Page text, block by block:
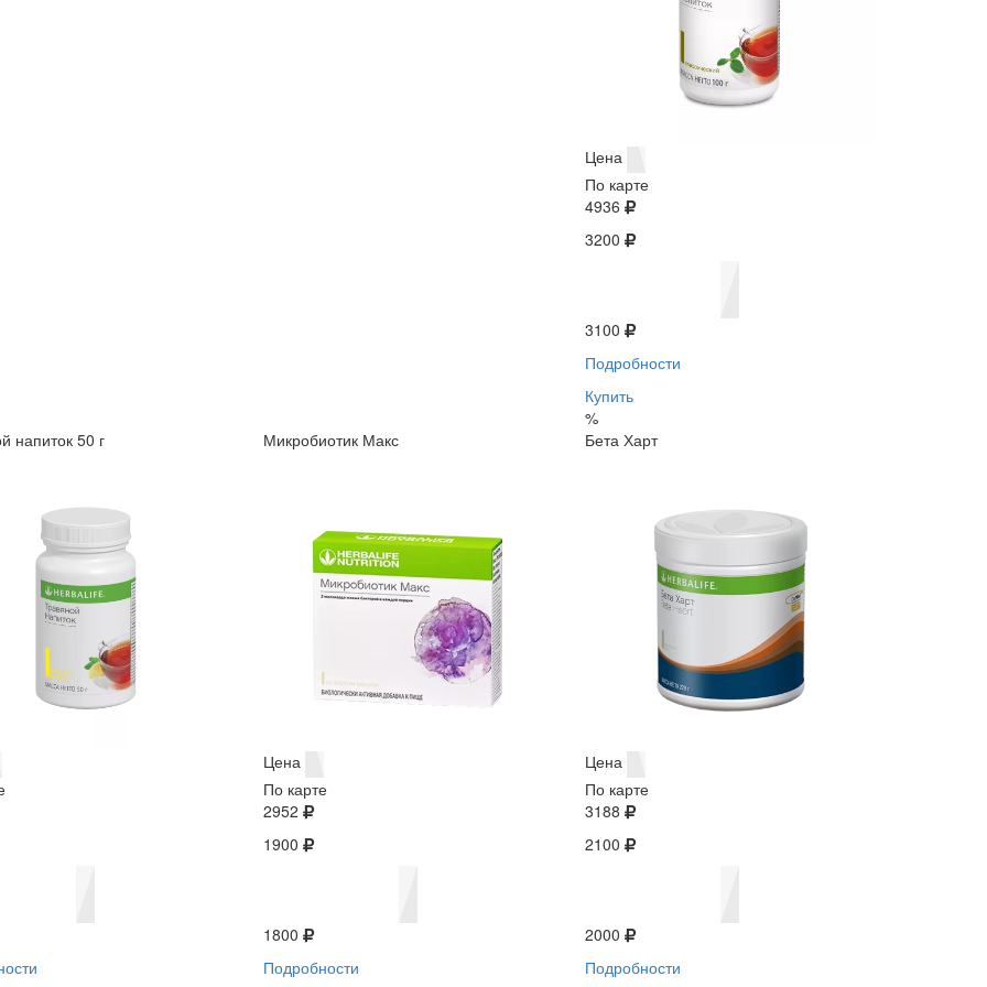
Цена
По карте
4936
3200
3100
Подробности
Купить
%
напиток 50 г
Микробиотик Макс
Цена
По карте
2952
1900
1800
Подробности
Бета Харт
Цена
По карте
3188
2100
2000
Подробности